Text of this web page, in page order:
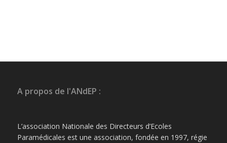
A propos de l'ANdEP :
L’association Nationale des Directeurs d’Ecoles
Paramédicales est une association, fondée en 1997, régie